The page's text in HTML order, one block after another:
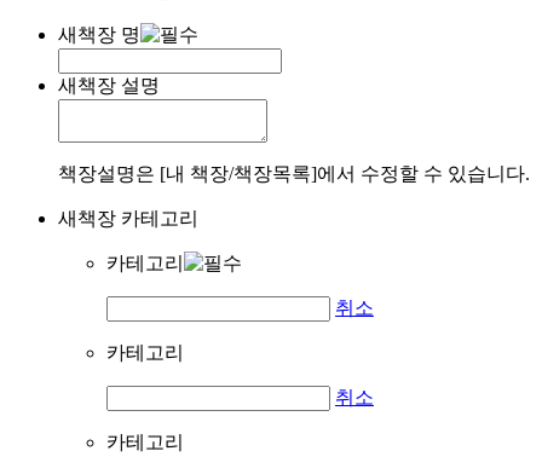
새책장 명
새책장 설명
책장설명은 [내 책장/책장목록]에서 수정할 수 있습니다.
새책장 카테고리
카테고리
취소
카테고리
취소
카테고리